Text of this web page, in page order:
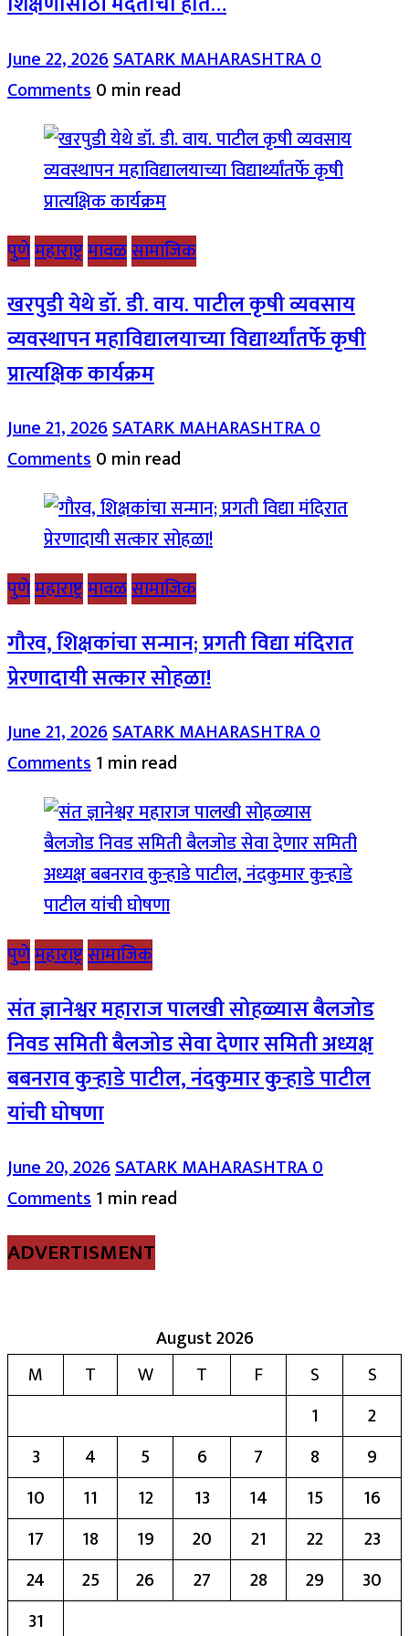
June 22, 2026SATARK MAHARASHTRA0
Comments0 min read
पुणेमहाराष्ट्रमावळसामाजिक
खरपुडी येथे डॉ. डी. वाय. पाटील कृषी व्यवसाय
व्यवस्थापन महाविद्यालयाच्या विद्यार्थ्यांतर्फे कृषी
प्रात्यक्षिक कार्यक्रम
June 21, 2026SATARK MAHARASHTRA0
Comments0 min read
पुणेमहाराष्ट्रमावळसामाजिक
गौरव, शिक्षकांचा सन्मान; प्रगती विद्या मंदिरात
प्रेरणादायी सत्कार सोहळा!
June 21, 2026SATARK MAHARASHTRA0
Comments1 min read
पुणेमहाराष्ट्रसामाजिक
संत ज्ञानेश्वर महाराज पालखी सोहळ्यास बैलजोड
निवड समिती बैलजोड सेवा देणार समिती अध्यक्ष
बबनराव कुऱ्हाडे पाटील, नंदकुमार कुऱ्हाडे पाटील
यांची घोषणा
June 20, 2026SATARK MAHARASHTRA0
Comments1 min read
ADVERTISMENT
August 2026
M
T W T F S
S
1
2
3
4 5 6 7 8
9
10
11 12 13 14 15
16
17
18 19 20 21 22
23
24
25 26 27 28 29
30
31